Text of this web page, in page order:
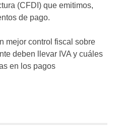
(CFDI) que emitimos,
de pago.
mejor control fiscal sobre
deben llevar IVA y cuáles
en los pagos